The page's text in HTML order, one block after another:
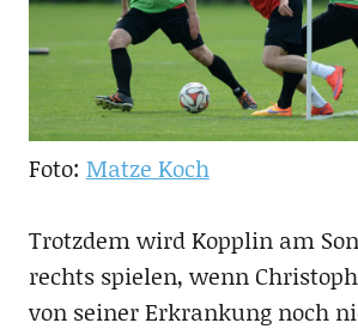
Foto: Matze Koch
Trotzdem wird Kopplin am
rechts spielen, wenn
von seiner Erkrankung noch